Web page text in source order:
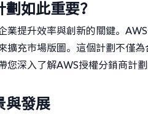
如此重要？
業提升效率與創新的關鍵。
擴充市場版圖。這個計劃不僅
您深入了解AWS授權分銷商計
與發展